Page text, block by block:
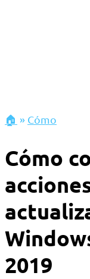
🏠 » Cómo
Cómo
2019